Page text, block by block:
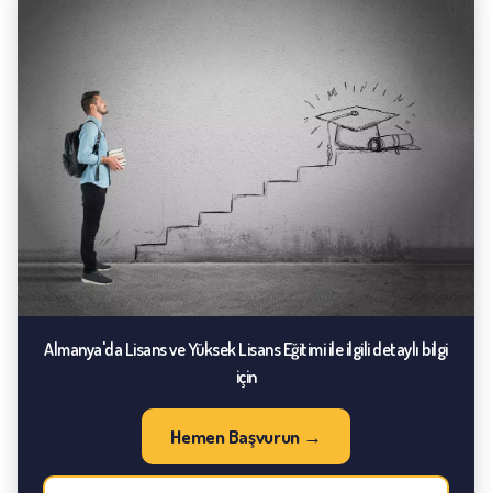
Almanya'da Lisans ve Yüksek Lisans Eğitimi ile ilgili detaylı bilgi
için
Hemen Başvurun →